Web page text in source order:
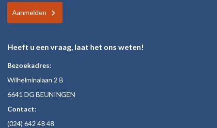
Aanmelden
Heeft u een vraag, laat het ons weten!
Bezoekadres:
Wilhelminalaan 2 B
6641 DG BEUNINGEN
Contact:
(024) 642 48 48